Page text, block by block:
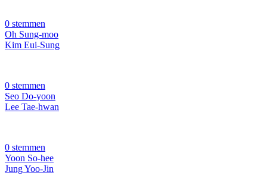
0 stemmen
Oh Sung-moo
Kim Eui-Sung
0 stemmen
Seo Do-yoon
Lee Tae-hwan
0 stemmen
Yoon So-hee
Jung Yoo-Jin